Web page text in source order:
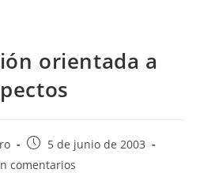
orientada a
Publicación
de
5 de junio de 2003
comentarios